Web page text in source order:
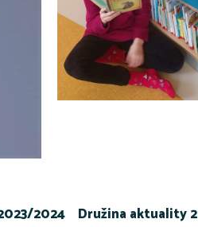
2024
Družina aktuality